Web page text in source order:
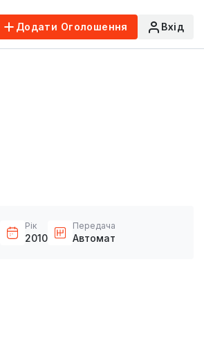
Додати Оголошення Вхід
Рік
2010
Передача
Автомат